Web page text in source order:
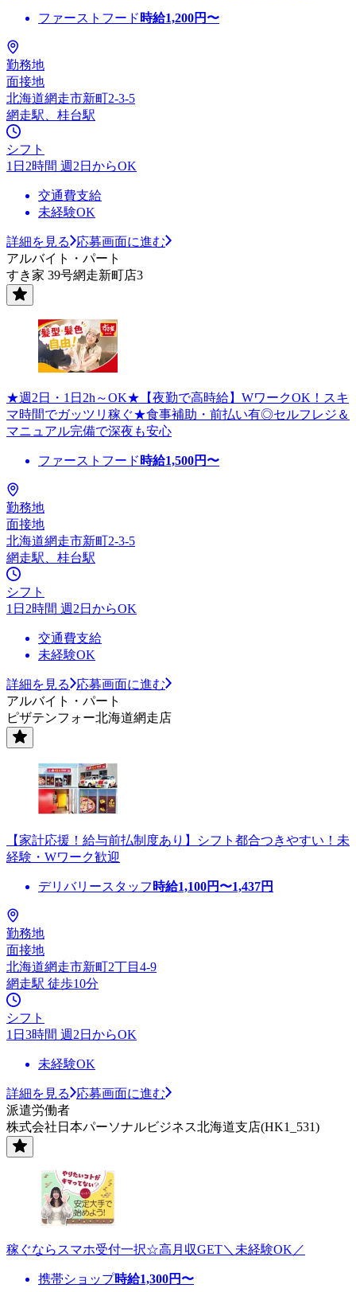
ファーストフード 時給1,200円〜
勤務地
面接地
北海道網走市新町2-3-5
網走駅、桂台駅
シフト
1日2時間 週2日からOK
交通費支給
未経験OK
詳細を見る
応募画面に進む
アルバイト・パート
すき家 39号網走新町店3
★週2日・1日2h～OK★【夜勤で高時給】WワークOK！スキ
マ時間でガッツリ稼ぐ★食事補助・前払い有◎セルフレジ＆
マニュアル完備で深夜も安心
ファーストフード 時給1,500円〜
勤務地
面接地
北海道網走市新町2-3-5
網走駅、桂台駅
シフト
1日2時間 週2日からOK
交通費支給
未経験OK
詳細を見る
応募画面に進む
アルバイト・パート
ピザテンフォー北海道網走店
【家計応援！給与前払制度あり】シフト都合つきやすい！未
経験・Wワーク歓迎
デリバリースタッフ 時給1,100円〜1,437円
勤務地
面接地
北海道網走市新町2丁目4-9
網走駅 徒歩10分
シフト
1日3時間 週2日からOK
未経験OK
詳細を見る
応募画面に進む
派遣労働者
株式会社日本パーソナルビジネス北海道支店(HK1_531)
稼ぐならスマホ受付一択☆高月収GET＼未経験OK／
携帯ショップ時給1,300円〜